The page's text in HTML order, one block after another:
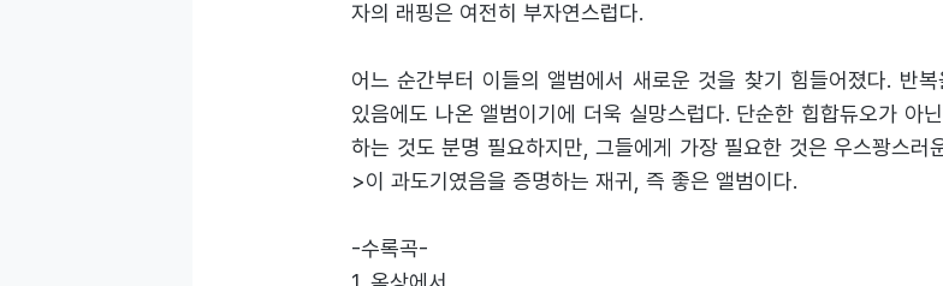
자의 래핑은 여전히 부자연스럽다.
어느 순간부터 이들의 앨범에서 새로운 것을 찾기 힘들어졌다. 반
있음에도 나온 앨범이기에 더욱 실망스럽다. 단순한 힙합듀오가 아
하는 것도 분명 필요하지만, 그들에게 가장 필요한 것은 우스꽝스
>이 과도기였음을 증명하는 재귀, 즉 좋은 앨범이다.
-수록곡-